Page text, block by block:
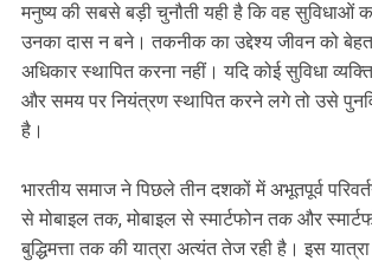
मनुष्य की सबसे बड़ी चुनौती यही है कि वह सुविधाओं
उनका दास न बने। तकनीक का उद्देश्य जीवन को
अधिकार स्थापित करना नहीं। यदि कोई सुविधा
और समय पर नियंत्रण स्थापित करने लगे तो उसे
है।
भारतीय समाज ने पिछले तीन दशकों में अभूतपूर्व
से मोबाइल तक, मोबाइल से स्मार्टफोन तक और
बुद्धिमत्ता तक की यात्रा अत्यंत तेज रही है। इस